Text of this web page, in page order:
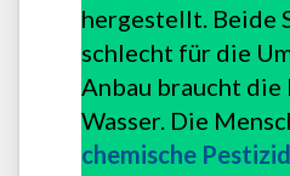
hergestellt. Beide
schlecht für die
Anbau braucht die
Wasser. Die
chemische